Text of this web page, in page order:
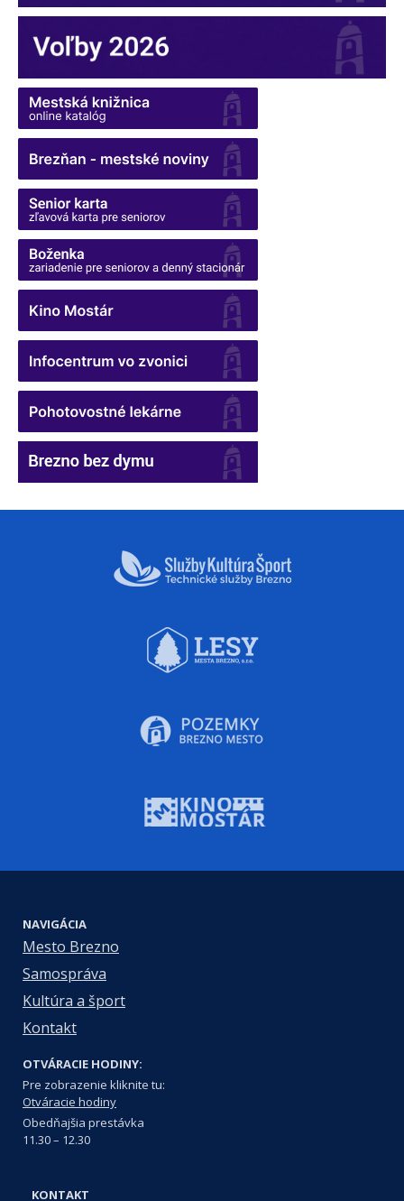
NAVIGÁCIA
Mesto Brezno
Samospráva
Kultúra a šport
Kontakt
OTVÁRACIE HODINY:
Pre zobrazenie kliknite tu:
Otváracie hodiny
Obedňajšia prestávka
11.30 – 12.30
KONTAKT